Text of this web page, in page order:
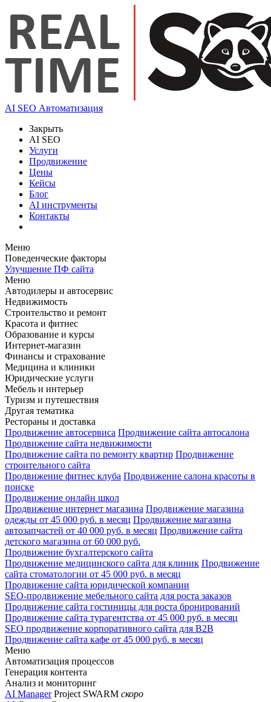
AI SEO Автоматизация
Закрыть
AI SEO
Услуги
Продвижение
Цены
Кейсы
Блог
AI инструменты
Контакты
Меню
Поведенческие факторы
Улучшение ПФ сайта
Меню
Автодилеры и автосервис
Недвижимость
Строительство и ремонт
Красота и фитнес
Образование и курсы
Интернет-магазин
Финансы и страхование
Медицина и клиники
Юридические услуги
Мебель и интерьер
Туризм и путешествия
Другая тематика
Рестораны и доставка
Продвижение автосервиса Продвижение сайта автосалона
Продвижение сайта недвижимости
Продвижение сайта по ремонту квартир Продвижение
строительного сайта
Продвижение фитнес клуба Продвижение салона красоты в
поиске
Продвижение онлайн школ
Продвижение интернет магазина Продвижение магазина
одежды от 45 000 руб. в месяц Продвижение магазина
автозапчастей от 40 000 руб. в месяц Продвижение сайта
детского магазина от 60 000 руб.
Продвижение бухгалтерского сайта
Продвижение медицинского сайта для клиник Продвижение
сайта стоматологии от 45 000 руб. в месяц
Продвижение сайта юридической компании
SEO-продвижение мебельного сайта для роста заказов
Продвижение сайта гостиницы для роста бронирований
Продвижение сайта турагентства от 45 000 руб. в месяц
SEO продвижение корпоративного сайта для B2B
Продвижение сайта кафе от 45 000 руб. в месяц
Меню
Автоматизация процессов
Генерация контента
Анализ и мониторинг
AI Manager Project SWARM скоро